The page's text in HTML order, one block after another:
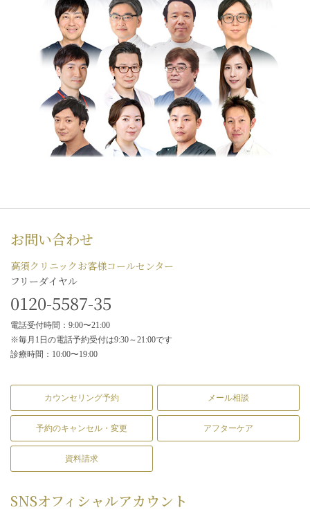
お問い合わせ
高須クリニックお客様コールセンター
フリーダイヤル
0120-5587-35
電話受付時間：9:00〜21:00
※毎月1日の電話予約受付は9:30～21:00です
診療時間：10:00〜19:00
カウンセリング予約 メール相談
予約のキャンセル・変更 アフターケア
資料請求
SNSオフィシャルアカウント